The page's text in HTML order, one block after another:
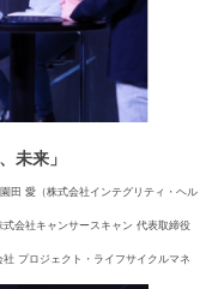
未来」
田 愛（株式会社インテグリティ・ヘル
会社キャンサースキャン 代表取締役
プロジェクト・ライフサイクルマネ